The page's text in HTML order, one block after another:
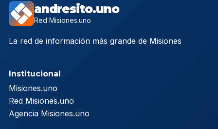
andresito.uno
Red Misiones.uno
La red de información más grande de Misiones
Institucional
Misiones.uno
Red Misiones.uno
Agencia Misiones.uno